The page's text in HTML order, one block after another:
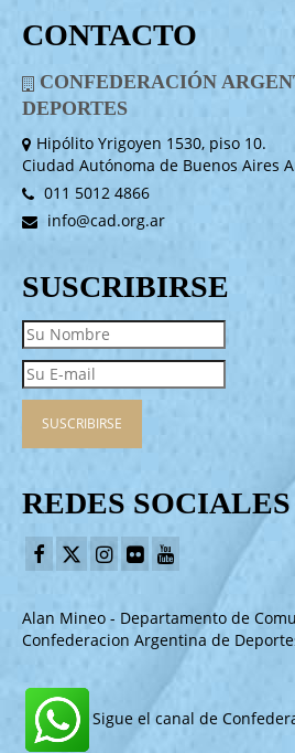
CONTACTO
CONFEDERACIÓN
DEPORTES
Hipólito Yrigoyen 1530, piso 10.
Ciudad Autónoma de Buenos Aires
011 5012 4866
info@cad.org.ar
SUSCRIBIRSE
REDES SOCIALES
Alan Mineo - Departamento de
Confederacion Argentina de
Sigue el canal de